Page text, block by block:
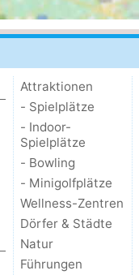
Attraktionen
- Spielplätze
- Indoor-
Spielplätze
- Bowling
- Minigolfplätze
Wellness-Zentren
Dörfer & Städte
Natur
Führungen